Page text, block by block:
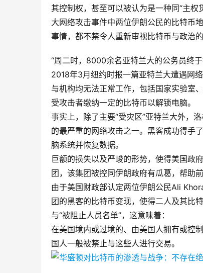
其控制权，甚至可以被认为是一种同“主权
大网络攻击事件中两位伊朗公民的比特币
事情，都不禁令人重新审视比特币与政治的
“周二时，8000余名亚特兰大的公务员终
2018年3月纽约时报一篇亚特兰大遭遇网
与机构均无法正常工作，包括国家实验室
受攻击者缴纳一定的比特币以解锁电脑。
事实上，除了主要“受灾区”亚特兰大外，
的最严重的网络攻击之一。黑客成功得手
脑系统并恢复数据。
巨额的损失以及严峻的形势，使得美国政
团，该集团被控同伊朗政府有瓜葛，帮助
由于美国财政部认定两位伊朗公民Ali
团的黑客的比特币变现，使得二人及其比
与“被阻止人员名单”，这意味着：
在美国境内或过境的、由美国人拥有或控
国人一般被禁止与这些人进行交易。